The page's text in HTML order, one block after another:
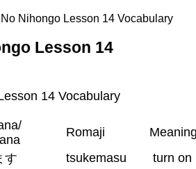
Nihongo Lesson 14 Vocabulary
Lesson 14
14 Vocabulary
Romaji
す tsukemasu
turn on